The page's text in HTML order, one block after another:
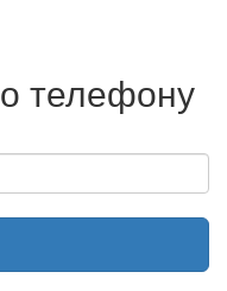
телефону